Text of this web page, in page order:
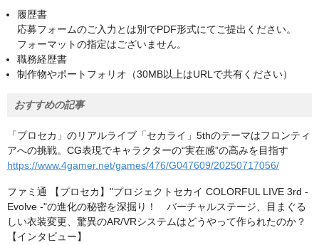
履歴書
応募フォームのご入力とは別でPDF形式にてご提出ください。
フォーマットの指定はございません。
職務経歴書
制作物やポートフォリオ（30MB以上はURLで共有ください）
おすすめの記事
「プロセカ」のリアルライブ「セカライ」5thのテーマはフロンティ
アへの挑戦。CG表現でキャラクターの“実在感”の高みを目指す
https://www.4gamer.net/games/476/G047609/20250717056/
ファミ通 【プロセカ】"プロジェクトセカイ COLORFUL LIVE 3rd -
Evolve -"の進化の秘密を深掘り！ バーチャルステージ、目まぐる
しい衣装変更、驚異のAR/VRシステムはどうやって作られたのか？
【インタビュー】